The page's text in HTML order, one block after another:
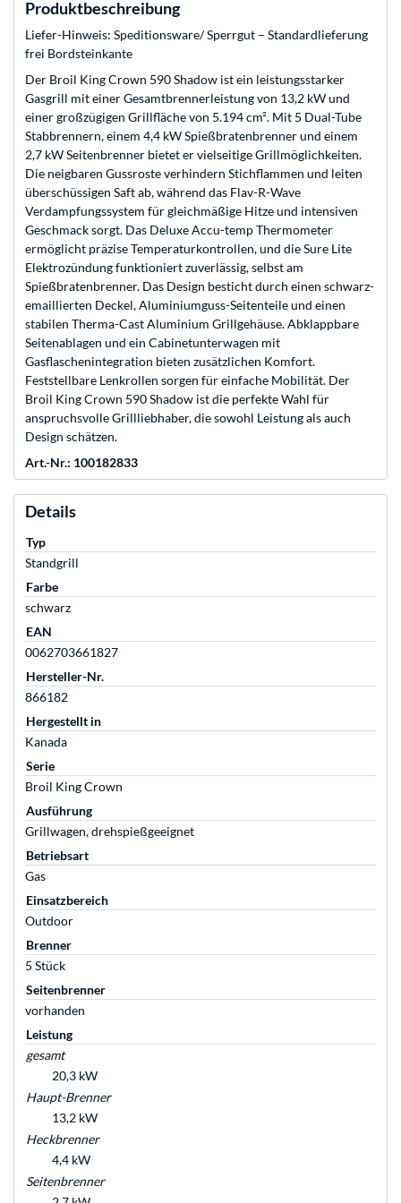
Produktbeschreibung
Liefer-Hinweis: Speditionsware/ Sperrgut – Standardlieferung
frei Bordsteinkante
Der Broil King Crown 590 Shadow ist ein leistungsstarker
Gasgrill mit einer Gesamtbrennerleistung von 13,2 kW und
einer großzügigen Grillfläche von 5.194 cm². Mit 5 Dual-Tube
Stabbrennern, einem 4,4 kW Spießbratenbrenner und einem
2,7 kW Seitenbrenner bietet er vielseitige Grillmöglichkeiten.
Die neigbaren Gussroste verhindern Stichflammen und leiten
überschüssigen Saft ab, während das Flav-R-Wave
Verdampfungssystem für gleichmäßige Hitze und intensiven
Geschmack sorgt. Das Deluxe Accu-temp Thermometer
ermöglicht präzise Temperaturkontrollen, und die Sure Lite
Elektrozündung funktioniert zuverlässig, selbst am
Spießbratenbrenner. Das Design besticht durch einen schwarz-
emaillierten Deckel, Aluminiumguss-Seitenteile und einen
stabilen Therma-Cast Aluminium Grillgehäuse. Abklappbare
Seitenablagen und ein Cabinetunterwagen mit
Gasflaschenintegration bieten zusätzlichen Komfort.
Feststellbare Lenkrollen sorgen für einfache Mobilität. Der
Broil King Crown 590 Shadow ist die perfekte Wahl für
anspruchsvolle Grillliebhaber, die sowohl Leistung als auch
Design schätzen.
Art.-Nr.: 100182833
Details
Typ
Standgrill
Farbe
schwarz
EAN
0062703661827
Hersteller-Nr.
866182
Hergestellt in
Kanada
Serie
Broil King Crown
Ausführung
Grillwagen, drehspießgeeignet
Betriebsart
Gas
Einsatzbereich
Outdoor
Brenner
5 Stück
Seitenbrenner
vorhanden
Leistung
gesamt
20,3 kW
Haupt-Brenner
13,2 kW
Heckbrenner
4,4 kW
Seitenbrenner